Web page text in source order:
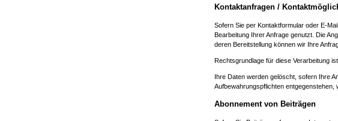
Kontaktanfragen /
Sofern Sie per Kontaktformular oder E-
Bearbeitung Ihrer Anfrage genutzt. Die
deren Bereitstellung können wir Ihre
Rechtsgrundlage für diese Verarbeitung
Ihre Daten werden gelöscht, sofern Ihre
Aufbewahrungspflichten entgegenstehen,
Abonnement von Beiträgen